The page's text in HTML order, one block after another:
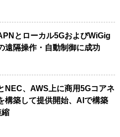
とローカル5GおよびWiGig
遠隔操作・自動制御に成功
NEC、AWS上に商用5Gコアネ
構築して提供開始、AIで構築
縮